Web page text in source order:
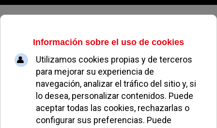
Viernes, 07 de agosto de 2026
VOX entra en el Parlamento vasco
IGNACIO FERNÁNDEZ COLABORACIONES 14 JULIO 2020